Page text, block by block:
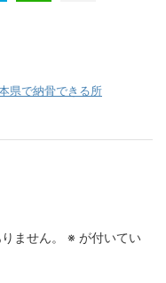
県で納骨できる所
ません。 ※ が付いてい